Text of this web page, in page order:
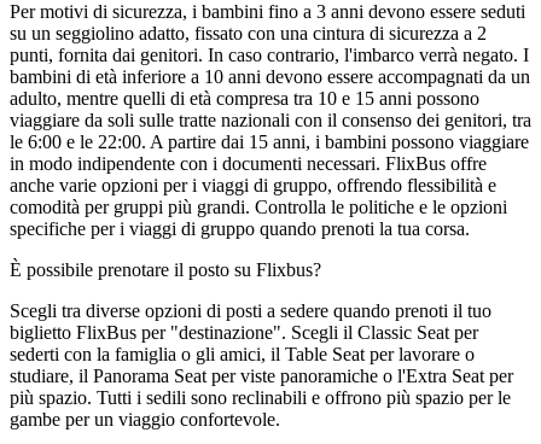
Per motivi di sicurezza, i bambini fino a 3 anni devono essere seduti
su un seggiolino adatto, fissato con una cintura di sicurezza a 2
punti, fornita dai genitori. In caso contrario, l'imbarco verrà negato. I
bambini di età inferiore a 10 anni devono essere accompagnati da un
adulto, mentre quelli di età compresa tra 10 e 15 anni possono
viaggiare da soli sulle tratte nazionali con il consenso dei genitori, tra
le 6:00 e le 22:00. A partire dai 15 anni, i bambini possono viaggiare
in modo indipendente con i documenti necessari. FlixBus offre
anche varie opzioni per i viaggi di gruppo, offrendo flessibilità e
comodità per gruppi più grandi. Controlla le politiche e le opzioni
specifiche per i viaggi di gruppo quando prenoti la tua corsa.
È possibile prenotare il posto su Flixbus?
Scegli tra diverse opzioni di posti a sedere quando prenoti il ​​tuo
biglietto FlixBus per "destinazione". Scegli il Classic Seat per
sederti con la famiglia o gli amici, il Table Seat per lavorare o
studiare, il Panorama Seat per viste panoramiche o l'Extra Seat per
più spazio. Tutti i sedili sono reclinabili e offrono più spazio per le
gambe per un viaggio confortevole.